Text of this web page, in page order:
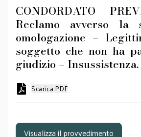
CONDORDATO
Reclamo avverso la
omologazione –
soggetto che non ha
giudizio – Insussistenza.
Scarica PDF
Visualizza il provvedimento